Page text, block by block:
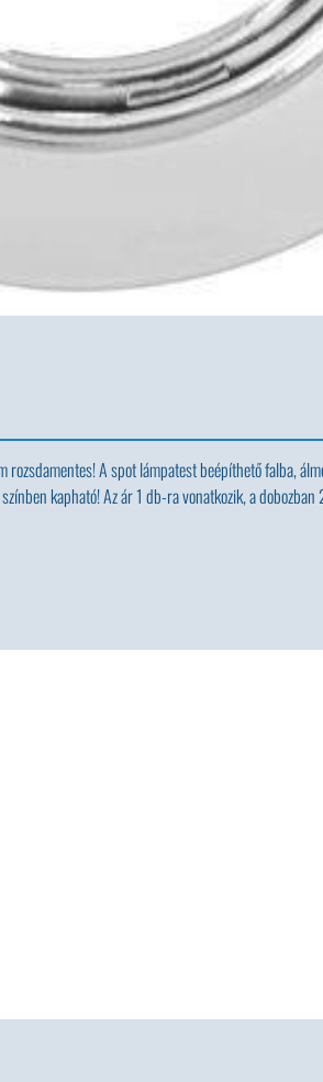
A spot lámpatest beépíthető falba,
kapható! Az ár 1 db-ra vonatkozik, a